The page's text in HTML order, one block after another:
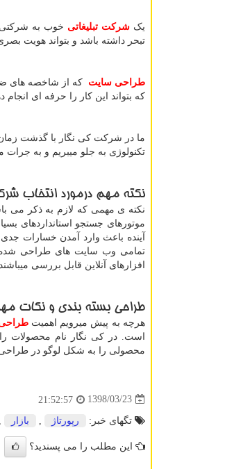
یک شرکت تبلیغاتی خوب به شرکتی
تبحر داشته باشد و بتواند هویت
طراحی سایت که از شاخصه های
که بتواند این کار را حرفه ای انجام
ما در شرکت کی نگار با گذشت
تکنولوژی به جلو میبریم و به
نکته مهم درمورد انتخاب
نکته ی مهمی که لازم به ذکر می
موتورهای جستجو استانداردهای
آینده باعث وارد آمدن خسارات
تمامی وب سایت های طراحی شده را
افزارهای آنلاین قابل بررسی
طراحی بسته بندی و نکات
هرچه به پیش میرویم اهمیت
است. در کی نگار نام محصولات را
محصولی را به شکل لوگو در طراحی
1398/03/23
21:52:57
تگهای خبر: رپورتاژ بازار
این مطلب را می پسندید؟